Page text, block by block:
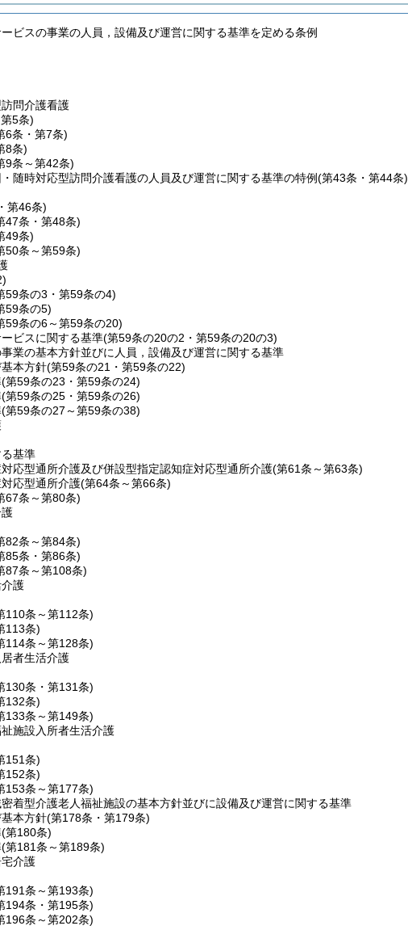
ビスの事業の人員，設備及び運営に関する基準を定める条例
問介護看護
5条)
6条・第7条)
8条)
9条～第42条)
随時対応型訪問介護看護の人員及び運営に関する基準の特例(第43条・第44条)
第46条)
47条・第48条)
49条)
50条～第59条)
59条の3・第59条の4)
59条の5)
59条の6～第59条の20)
ビスに関する基準(第59条の20の2・第59条の20の3)
業の基本方針並びに人員，設備及び運営に関する基準
本方針(第59条の21・第59条の22)
(第59条の23・第59条の24)
(第59条の25・第59条の26)
(第59条の27～第59条の38)
基準
応型通所介護及び併設型指定認知症対応型通所介護(第61条～第63条)
応型通所介護(第64条～第66条)
67条～第80条)
82条～第84条)
85条・第86条)
87条～第108条)
護
110条～第112条)
113条)
114条～第128条)
者生活介護
130条・第131条)
132条)
133条～第149条)
施設入所者生活介護
151条)
152条)
153条～第177条)
着型介護老人福祉施設の基本方針並びに設備及び運営に関する基準
本方針(第178条・第179条)
(第180条)
(第181条～第189条)
介護
191条～第193条)
194条・第195条)
196条～第202条)